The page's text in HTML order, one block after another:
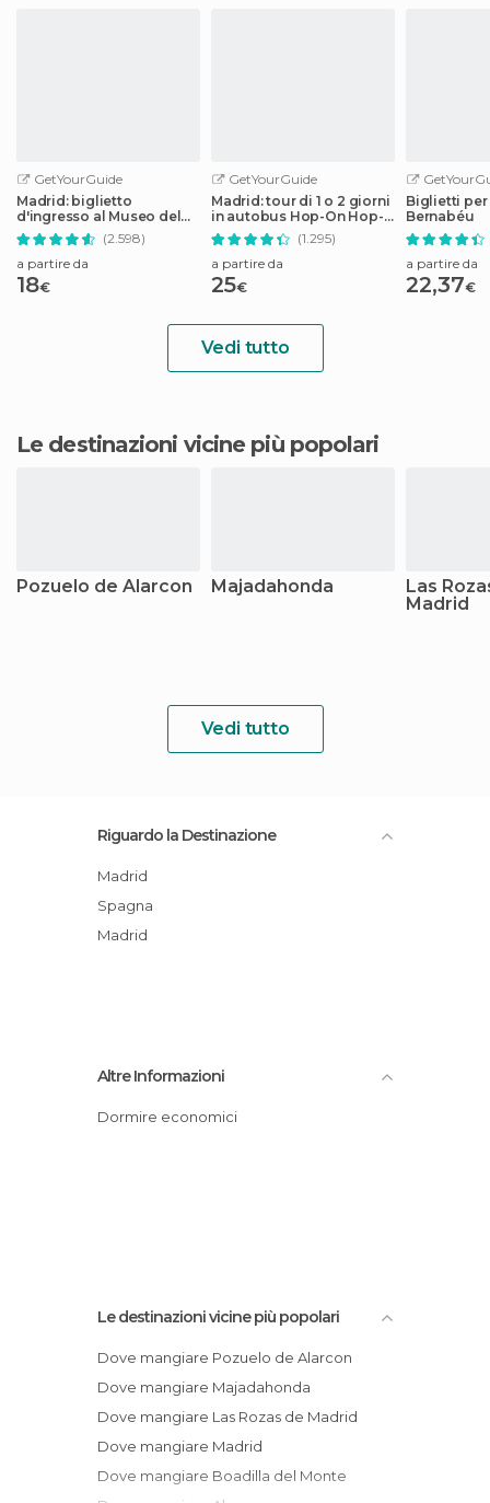
GetYourGuide
Madrid: biglietto
d'ingresso al Museo del
Prado
(2.598)
a partire da
18€
GetYourGuide
Madrid: tour di 1 o 2 giorni
in autobus Hop-On Hop-
Off
(1.295)
a partire da
25€
Biglietti per
Bernabéu
a partire da
22,37€
Vedi tutto
Le destinazioni vicine più popolari
Pozuelo de Alarcon Majadahonda
Las
Madrid
Vedi tutto
Riguardo la Destinazione
Madrid
Spagna
Madrid
Altre Informazioni
Dormire economici
Le destinazioni vicine più popolari
Dove mangiare Pozuelo de Alarcon
Dove mangiare Majadahonda
Dove mangiare Las Rozas de Madrid
Dove mangiare Madrid
Dove mangiare Boadilla del Monte